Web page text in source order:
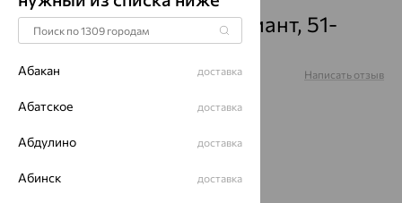
Браслет, золото, бриллиант, 51-
250-00454-3
Артикул: Написать отзыв
Абакан доставка
Абатское доставка
Абдулино доставка
Абинск доставка